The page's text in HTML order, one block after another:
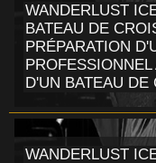
WANDERLUST
BATEAU DE
PRÉPARATION
D'UN BATEAU DE
WANDERLUST